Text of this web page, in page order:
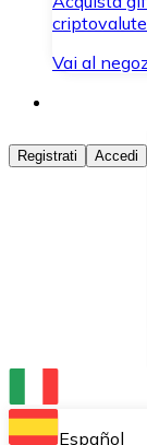
Vai al
Acquista
Acquista
Converti
Scambia
Conserva
Registrati Accedi
Español